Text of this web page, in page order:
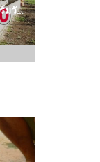
(คลิป) งบ 60,000 บาท สร้างฟาร์มวัวได้ขนาดนี้เลย ทำไมทำได้ต้องดู : วีดีโอ เกษตร
Next
post: